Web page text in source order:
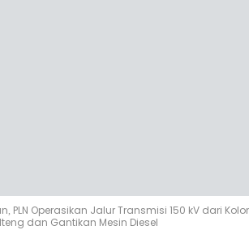
PLN Operasikan Jalur Transmisi 150 kV dari
dan Gantikan Mesin Diesel